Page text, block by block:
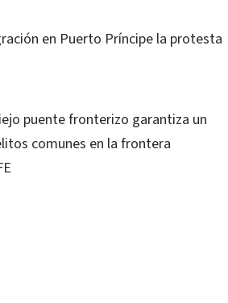
en Puerto Príncipe la protesta
puente fronterizo garantiza un
comunes en la frontera